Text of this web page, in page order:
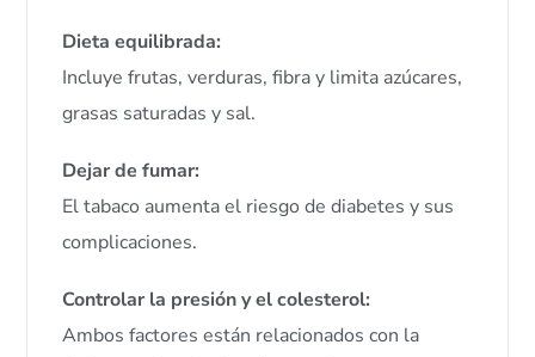
Dieta equilibrada:
Incluye frutas, verduras, fibra y limita azúcares,
grasas saturadas y sal.
Dejar de fumar:
El tabaco aumenta el riesgo de diabetes y sus
complicaciones.
Controlar la presión y el colesterol:
Ambos factores están relacionados con la